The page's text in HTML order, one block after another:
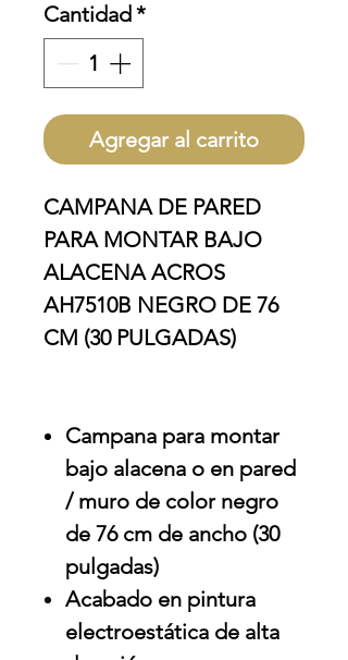
Cantidad*
Agregar al carrito
CAMPANA DE PARED
PARA MONTAR BAJO
ALACENA ACROS
AH7510B NEGRO DE 76
CM (30 PULGADAS)
Campana para montar
bajo alacena o en pared
/ muro de color negro
de 76 cm de ancho (30
pulgadas)
Acabado en pintura
electroestática de alta